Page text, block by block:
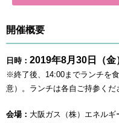
開催概要
日時： 2019年8月30日（
※終了後、14:00までランチを
意）。ランチは各自ご持参くだ
会場： 大阪ガス（株）エネル